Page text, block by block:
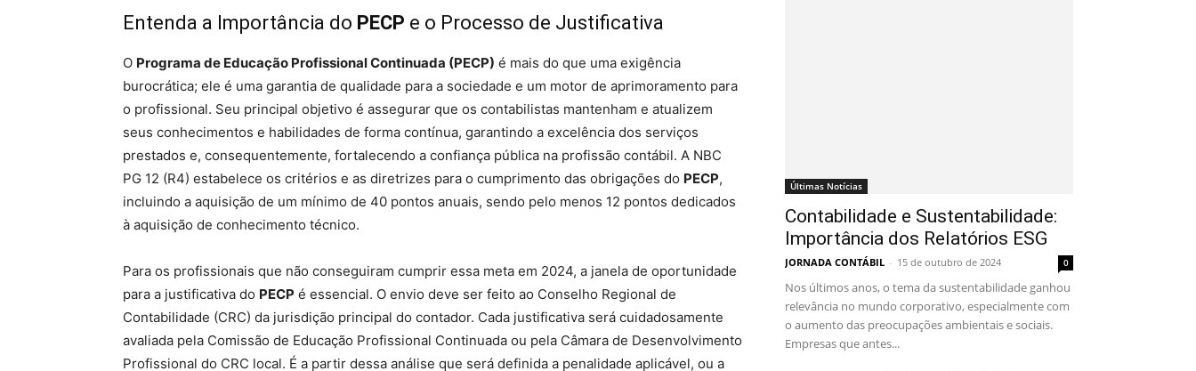
Entenda a Importância do PECP e o Processo de Justificativa
O Programa de Educação Profissional Continuada (PECP) é mais do que uma exigência
burocrática; ele é uma garantia de qualidade para a sociedade e um motor de aprimoramento para
o profissional. Seu principal objetivo é assegurar que os contabilistas mantenham e atualizem
seus conhecimentos e habilidades de forma contínua, garantindo a excelência dos serviços
prestados e, consequentemente, fortalecendo a confiança pública na profissão contábil. A NBC
PG 12 (R4) estabelece os critérios e as diretrizes para o cumprimento das obrigações do PECP,
incluindo a aquisição de um mínimo de 40 pontos anuais, sendo pelo menos 12 pontos dedicados
à aquisição de conhecimento técnico.
Para os profissionais que não conseguiram cumprir essa meta em 2024, a janela de oportunidade
para a justificativa do PECP é essencial. O envio deve ser feito ao Conselho Regional de
Contabilidade (CRC) da jurisdição principal do contador. Cada justificativa será cuidadosamente
avaliada pela Comissão de Educação Profissional Continuada ou pela Câmara de Desenvolvimento
Profissional do CRC local. É a partir dessa análise que será definida a penalidade aplicável, ou a
Últimas Notícias
Contabilidade e Sustentabilidade:
Importância dos Relatórios ESG
JORNADA CONTÁBIL - 15 de outubro de 2024 0
Nos últimos anos, o tema da sustentabilidade ganhou
relevância no mundo corporativo, especialmente com
o aumento das preocupações ambientais e sociais.
Empresas que antes...